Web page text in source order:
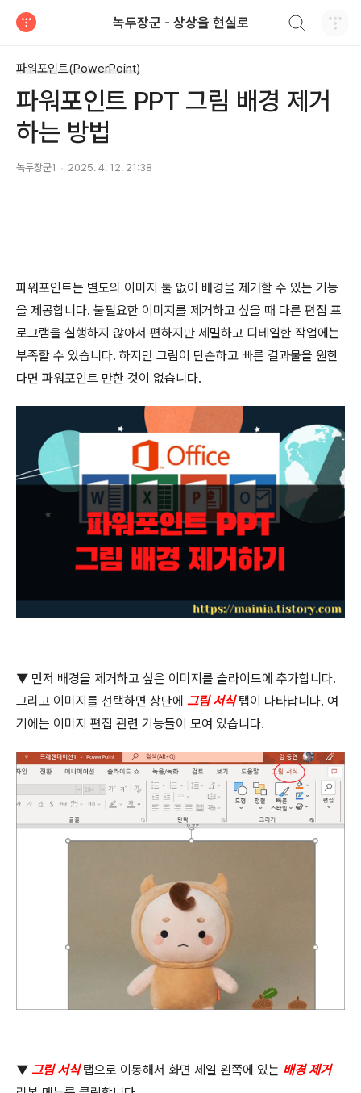
녹두장군 - 상상을 현실로
파워포인트(PowerPoint)
파워포인트 PPT 그림 배경 제거
하는 방법
녹두장군1 2025. 4. 12. 21:38
파워포인트는 별도의 이미지 툴 없이 배경을 제거할 수 있는 기능
을 제공합니다. 불필요한 이미지를 제거하고 싶을 때 다른 편집 프
로그램을 실행하지 않아서 편하지만 세밀하고 디테일한 작업에는
부족할 수 있습니다. 하지만 그림이 단순하고 빠른 결과물을 원한
다면 파워포인트 만한 것이 없습니다.
▼ 먼저 배경을 제거하고 싶은 이미지를 슬라이드에 추가합니다.
그리고 이미지를 선택하면 상단에 그림 서식 탭이 나타납니다. 여
기에는 이미지 편집 관련 기능들이 모여 있습니다.
▼ 그림 서식 탭으로 이동해서 화면 제일 왼쪽에 있는 배경 제거